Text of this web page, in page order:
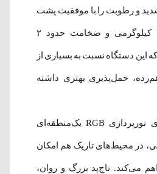
و رطوبت را با موفقیت پشت
سر بگذارد. وزن ۲.۲ کیلوگرمی و ضخامت حدود ۲
این دستگاه نسبت به بسیاری از
حمل‌پذیری بهتری داشته
کیبورد این مدل دارای نورپردازی RGB یک‌منطقه‌ای
در محیط‌های تاریک هم امکان
می‌کند. تاچ‌پد بزرگ و روان،